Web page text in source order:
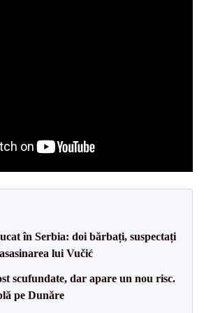
în Serbia: doi bărbați, suspectați
lui Vučić
scufundate, dar apare un nou risc.
pe Dunăre